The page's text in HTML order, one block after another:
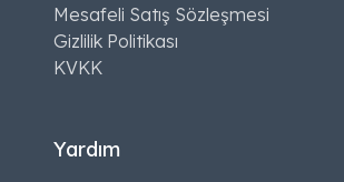
Mesafeli Satış Sözleşmesi
Gizlilik Politikası
KVKK
Yardım